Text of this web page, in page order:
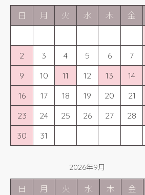
日 月 火 水 木 金
2
3 4 5 6 7
9
10 11 12 13 14
16
17 18 19 20 21
23
24 25 26 27 28
30
31
2026年9月
日 月 火 水 木 金